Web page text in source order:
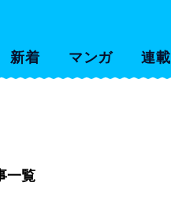
新着 マンガ 連載
一覧